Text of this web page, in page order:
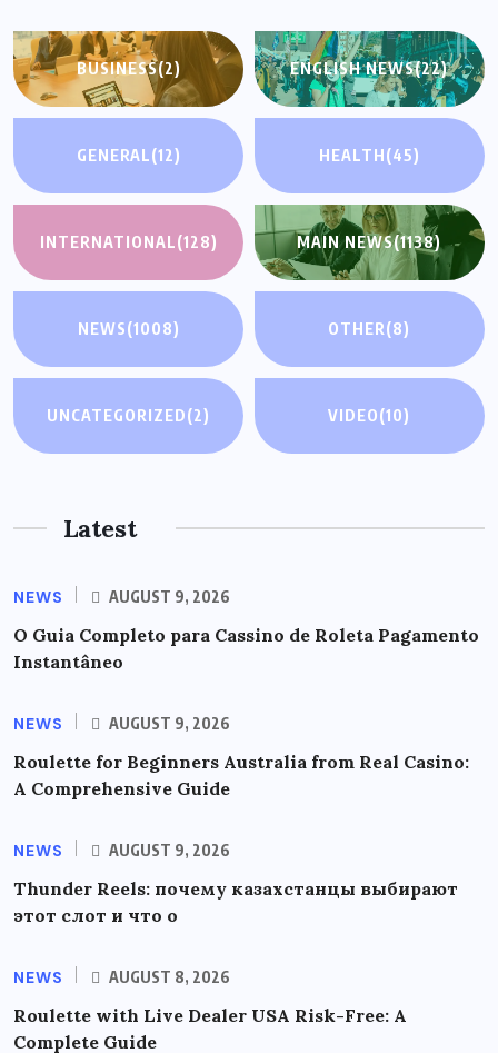
BUSINESS(2) ENGLISH NEWS(22)
GENERAL(12) HEALTH(45)
INTERNATIONAL(128) MAIN NEWS(1138)
NEWS(1008) OTHER(8)
UNCATEGORIZED(2) VIDEO(10)
Latest
NEWS AUGUST 9, 2026
O Guia Completo para Cassino de Roleta Pagamento
Instantâneo
NEWS AUGUST 9, 2026
Roulette for Beginners Australia from Real Casino:
A Comprehensive Guide
NEWS AUGUST 9, 2026
Thunder Reels: почему казахстанцы выбирают
этот слот и что о
NEWS AUGUST 8, 2026
Roulette with Live Dealer USA Risk-Free: A
Complete Guide